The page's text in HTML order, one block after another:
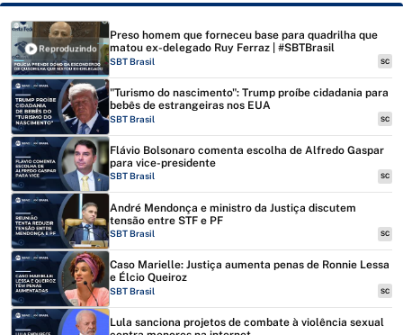
Reproduzindo
Preso homem que forneceu base para quadrilha que
matou ex-delegado Ruy Ferraz | #SBTBrasil
SBT Brasil SC
"Turismo do nascimento": Trump proíbe cidadania para
bebês de estrangeiras nos EUA
SBT Brasil SC
Flávio Bolsonaro comenta escolha de Alfredo Gaspar
para vice-presidente
SBT Brasil SC
André Mendonça e ministro da Justiça discutem
tensão entre STF e PF
SBT Brasil SC
Caso Marielle: Justiça aumenta penas de Ronnie Lessa
e Élcio Queiroz
SBT Brasil SC
Lula sanciona projetos de combate à violência sexual